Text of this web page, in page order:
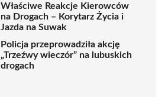
Właściwe Reakcje Kierowców
na Drogach – Korytarz Życia i
Jazda na Suwak
Policja przeprowadziła akcję
„Trzeźwy wieczór” na lubuskich
drogach